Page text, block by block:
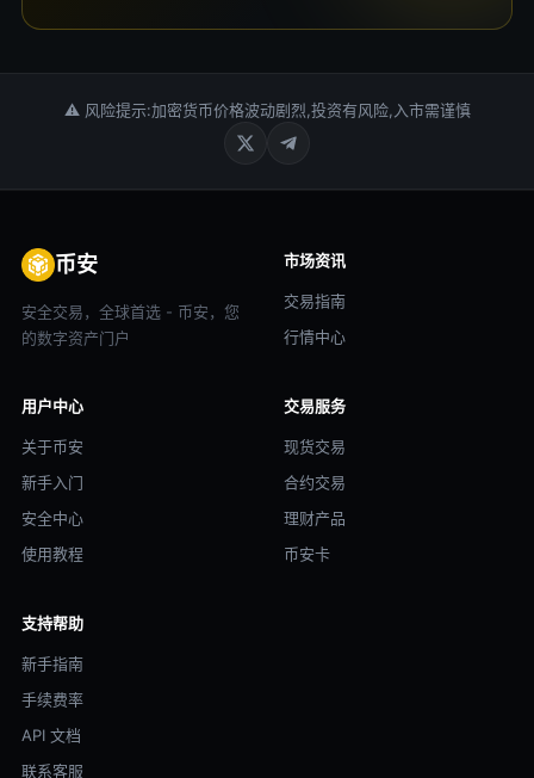
⚠ 风险提示:加密货币价格波动剧烈,投资有风险,入市需谨慎
币安
安全交易，全球首选 - 币安，您
的数字资产门户
市场资讯
交易指南
行情中心
用户中心
关于币安
新手入门
安全中心
使用教程
交易服务
现货交易
合约交易
理财产品
币安卡
支持帮助
新手指南
手续费率
API 文档
联系客服